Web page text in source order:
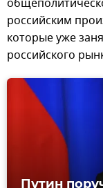
российским
которые уже
российского
Путин